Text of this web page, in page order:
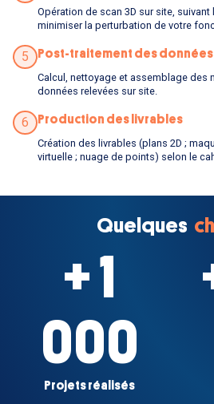
Opération de scan 3D sur site,
minimiser la perturbation de votre
5 Post-traitement des
Calcul, nettoyage et assemblage des
données relevées sur site.
6 Production des livrables
Création des livrables (plans 2D ;
virtuelle ; nuage de points) selon le
Quelques
+ 1
000
Projets réalisés